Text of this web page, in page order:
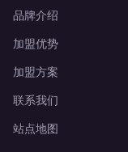
品牌介绍
加盟优势
加盟方案
联系我们
站点地图